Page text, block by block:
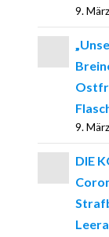
9.
9.
DIE